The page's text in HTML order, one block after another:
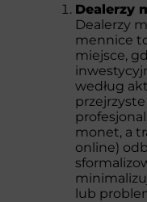
Dealerzy
Dealerzy
mennice
miejsce,
według
monet, a
online)
lub